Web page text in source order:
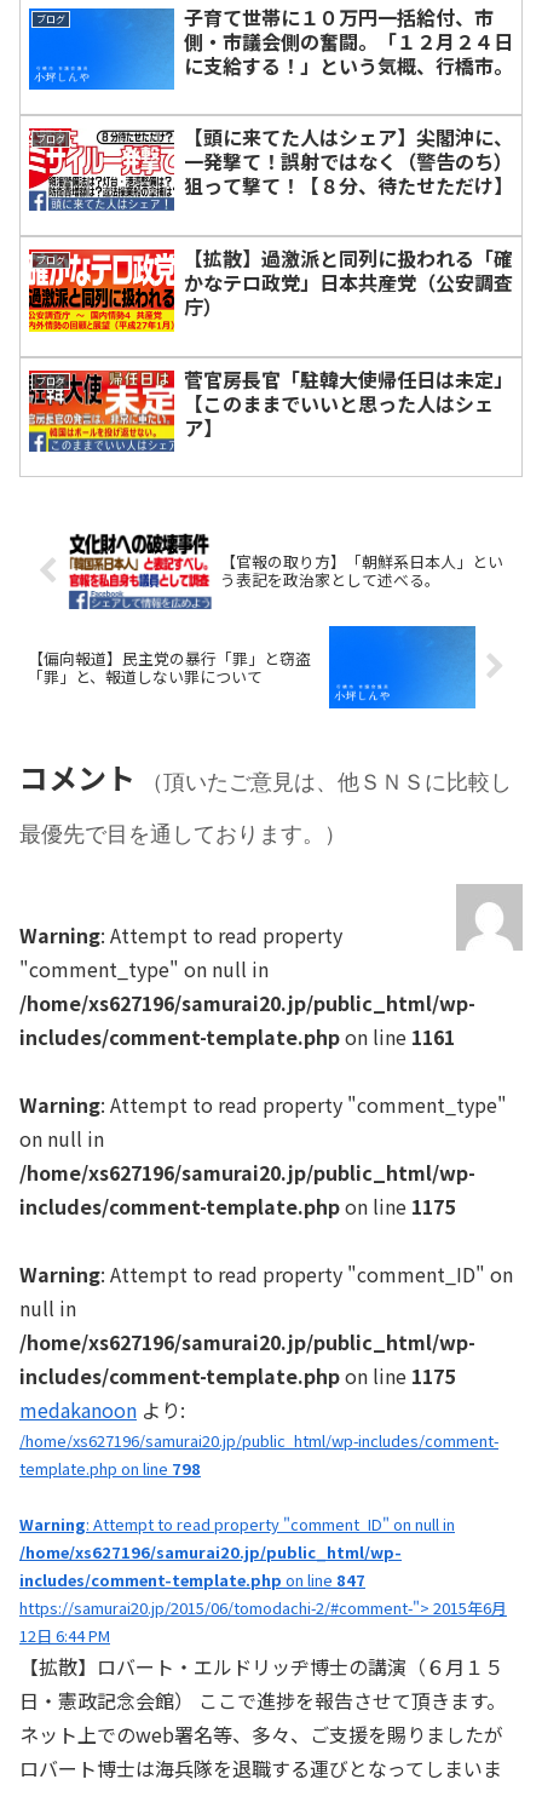
ブログ
子育て世帯に１０万円一括給付、市
側・市議会側の奮闘。「１２月２４日
に支給する！」という気概、行橋市。
ブログ
【頭に来てた人はシェア】尖閣沖に、
一発撃て！誤射ではなく（警告のち）
狙って撃て！【８分、待たせただけ】
ブログ
【拡散】過激派と同列に扱われる「確
かなテロ政党」日本共産党（公安調査
庁）
ブログ
菅官房長官「駐韓大使帰任日は未定」
【このままでいいと思った人はシェ
ア】
【官報の取り方】「朝鮮系日本人」とい
う表記を政治家として述べる。
【偏向報道】民主党の暴行「罪」と窃盗
「罪」と、報道しない罪について
コメント
（頂いたご意見は、他ＳＮＳに比較し
最優先で目を通しております。）
Warning: Attempt to read property
"comment_type" on null in
/home/xs627196/samurai20.jp/public_html/wp-
includes/comment-template.phpon line 1161
Warning: Attempt to read property "comment_type"
on null in
/home/xs627196/samurai20.jp/public_html/wp-
includes/comment-template.phpon line 1175
Warning: Attempt to read property "comment_ID" on
null in
/home/xs627196/samurai20.jp/public_html/wp-
includes/comment-template.phpon line 1175
medakanoon より:
/home/xs627196/samurai20.jp/public_html/wp-includes/comment-
template.php on line 798
Warning: Attempt to read property "comment_ID" on null in
/home/xs627196/samurai20.jp/public_html/wp-
includes/comment-template.php on line 847
https://samurai20.jp/2015/06/tomodachi-2/#comment-"> 2015年6月
12日 6:44 PM
【拡散】ロバート・エルドリッヂ博士の講演（６月１５
日・憲政記念会館） ここで進捗を報告させて頂きます。
ネット上でのweb署名等、多々、ご支援を賜りましたが
ロバート博士は海兵隊を退職する運びとなってしまいま